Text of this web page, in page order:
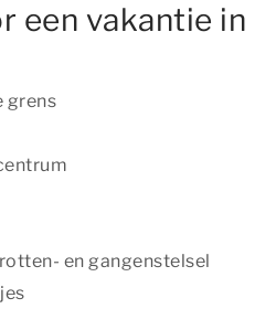
een vakantie in
grens
en gangenstelsel